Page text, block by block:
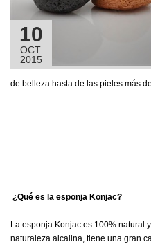
10
OCT.
2015
de belleza hasta de las pieles más
¿Qué es la esponja Konjac?
La esponja Konjac es 100% natural
naturaleza alcalina, tiene una gran